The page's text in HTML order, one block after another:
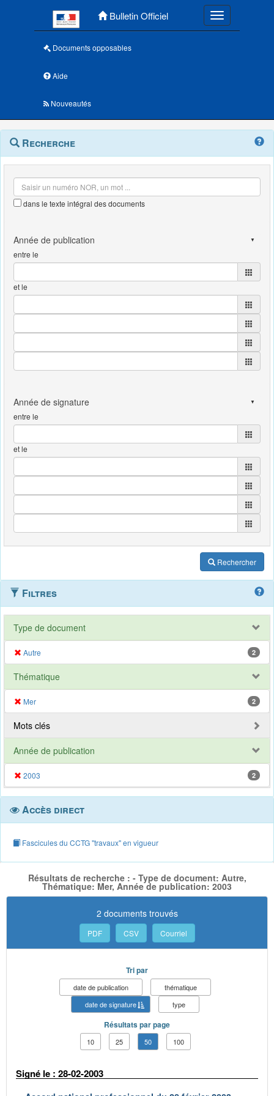
Bulletin Officiel Toggle
Documents opposables
Aide
Nouveautés
Navigation
outils
Menu
contextuel
Recherche
dans le texte intégral des documents
entre le
et le
entre le
et le
Rechercher
Filtres
Type de document
Autre 2
Thématique
Mer 2
Mots clés
Année de publication
2003 2
Accès direct
Fascicules du CCTG "travaux" en vigueur
Résultats de recherche : - Type de document: Autre,
Thématique: Mer, Année de publication: 2003
2 documents trouvés
PDF CSV Courriel
Tri par
date de publication
thématique
date de signature
type
Résultats par page
10 25 50 100
Signé le : 28-02-2003